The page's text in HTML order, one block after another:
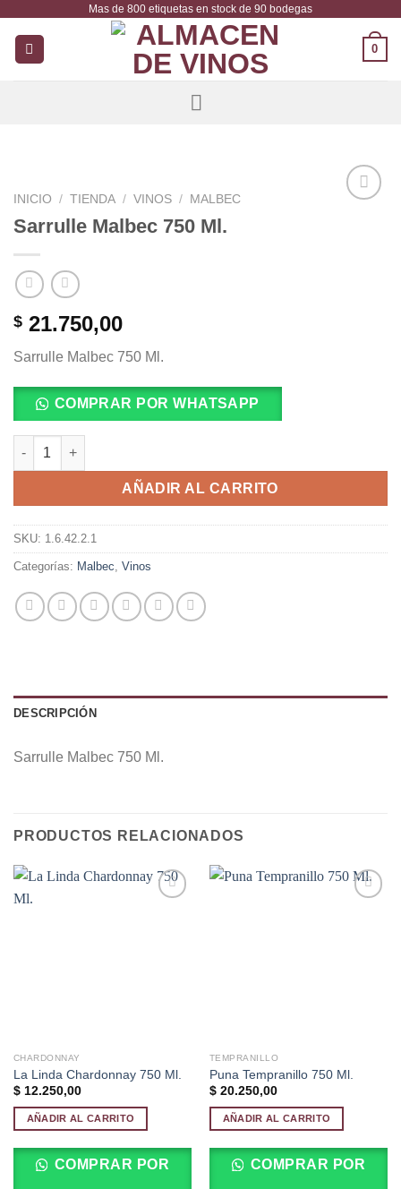
contenido
Mas de 800 etiquetas en stock de 90 bodegas
0
INICIO / TIENDA / VINOS / MALBEC
Sarrulle Malbec 750 Ml.
$ 21.750,00
Sarrulle Malbec 750 Ml.
COMPRAR POR WHATSAPP
Sarrulle Malbec 750 Ml. cantidad
AÑADIR AL CARRITO
SKU: 1.6.42.2.1
Categorías: Malbec Vinos
DESCRIPCIÓN
Sarrulle Malbec 750 Ml.
PRODUCTOS RELACIONADOS
CHARDONNAY
La Linda Chardonnay 750 Ml.
$12.250,00
AÑADIR AL CARRITO
COMPRAR POR
TEMPRANILLO
Puna Tempranillo 750 Ml.
$20.250,00
AÑADIR AL CARRITO
COMPRAR POR